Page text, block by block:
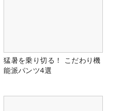
猛暑を乗り切る！ こだわり機
能派パンツ4選